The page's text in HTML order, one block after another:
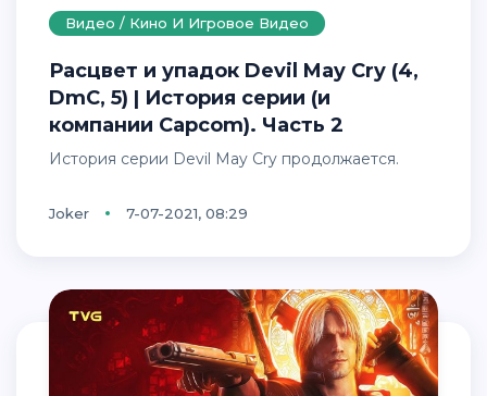
Видео / Кино И Игровое Видео
Расцвет и упадок Devil May Cry (4,
DmC, 5) | История серии (и
компании Capcom). Часть 2
История серии Devil May Cry продолжается.
Joker 7-07-2021, 08:29